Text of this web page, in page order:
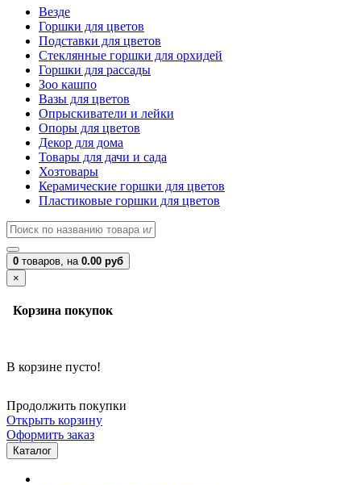
Везде
Горшки для цветов
Подставки для цветов
Стеклянные горшки для орхидей
Горшки для рассады
Зоо кашпо
Вазы для цветов
Опрыскиватели и лейки
Опоры для цветов
Декор для дома
Товары для дачи и сада
Хозтовары
Керамические горшки для цветов
Пластиковые горшки для цветов
0 товаров, на 0.00 руб
×
Корзина покупок
В корзине пусто!
Продолжить покупки
Открыть корзину
Оформить заказ
Каталог